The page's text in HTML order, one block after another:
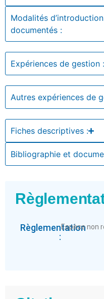
Modalités
documentés :
Expériences de gestion :
Autres expériences de
Fiches descriptives :
Bibliographie et
Règlementation
:
Espèce non